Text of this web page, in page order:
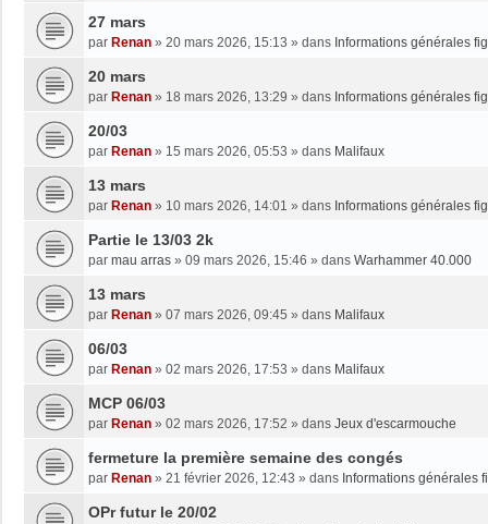
27 mars
par Renan » 20 mars 2026, 15:13 » dans Informations générales
20 mars
par Renan » 18 mars 2026, 13:29 » dans Informations générales
20/03
par Renan » 15 mars 2026, 05:53 » dans Malifaux
13 mars
par Renan » 10 mars 2026, 14:01 » dans Informations générales
Partie le 13/03 2k
par mau arras » 09 mars 2026, 15:46 » dans Warhammer 40.000
13 mars
par Renan » 07 mars 2026, 09:45 » dans Malifaux
06/03
par Renan » 02 mars 2026, 17:53 » dans Malifaux
MCP 06/03
par Renan » 02 mars 2026, 17:52 » dans Jeux d'escarmouche
fermeture la première semaine des congés
par Renan » 21 février 2026, 12:43 » dans Informations générales
OPr futur le 20/02